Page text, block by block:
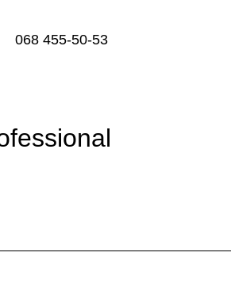
068 455-50-53